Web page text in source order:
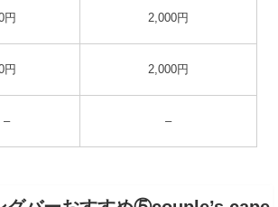
円 2,000円
円 2,000円
– –